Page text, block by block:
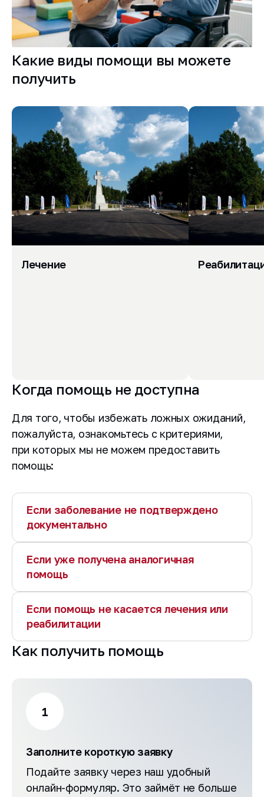
Какие виды помощи вы можете
получить
Лечение
Когда помощь не доступна
Для того, чтобы избежать ложных ожиданий,
пожалуйста, ознакомьтесь с критериями,
при которых мы не можем предоставить
помощь:
Если заболевание не подтверждено
документально
Если уже получена аналогичная
помощь
Если помощь не касается лечения или
реабилитации
Как получить помощь
1
Заполните короткую заявку
Подайте заявку через наш удобный
онлайн-формуляр. Это займёт не больше